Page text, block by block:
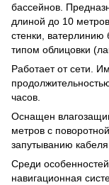
бассейнов.
длиной до 10
стенки,
типом облицовки
Работает от сети.
часов.
Оснащен
метров с
запутыванию кабеля.
Среди
навигационная